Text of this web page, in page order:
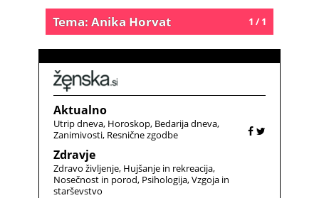
1 / 1
Tema: Anika Horvat
Aktualno
Utrip dneva Horoskop Bedarija dneva
Zanimivosti Resnične zgodbe
Zdravje
Zdravo življenje Hujšanje in rekreacija
Nosečnost in porod Psihologija Vzgoja in
starševstvo